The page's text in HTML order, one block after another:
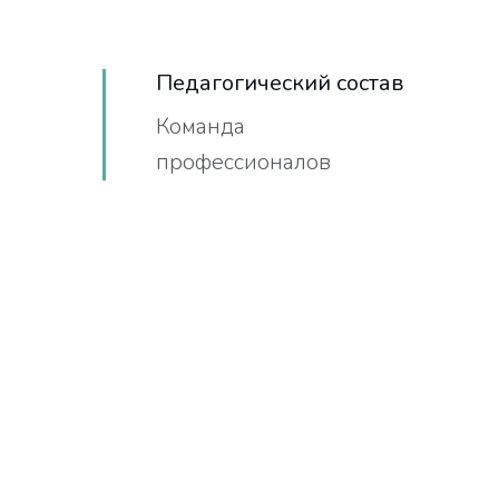
Педагогический состав
Команда
профессионалов